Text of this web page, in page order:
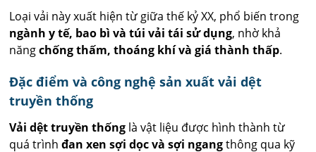
Loại vải này xuất hiện từ giữa thế kỷ XX, phổ biến trong
ngành y tế, bao bì và túi vải tái sử dụng, nhờ khả
năngchống thấm, thoáng khí và giá thành thấp.
Đặc điểm và công nghệ sản xuất vải dệt
truyền thống
Vải dệt truyền thống là vật liệu được hình thành từ
quá trìnhđan xen sợi dọc và sợi ngangthông qua kỹ